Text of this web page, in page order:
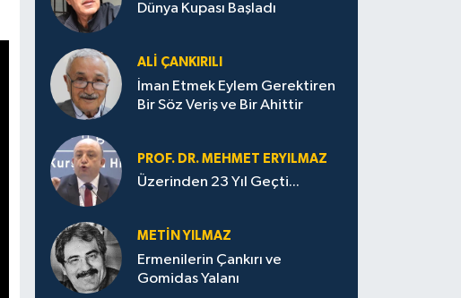
Dünya Kupası Başladı
ALI ÇANKIRILI
İman Etmek Eylem Gerektiren
Bir Söz Veriş ve Bir Ahittir
PROF. DR. MEHMET ERYILMAZ
Üzerinden 23 Yıl Geçti...
METIN YILMAZ
Ermenilerin Çankırı ve
Gomidas Yalanı